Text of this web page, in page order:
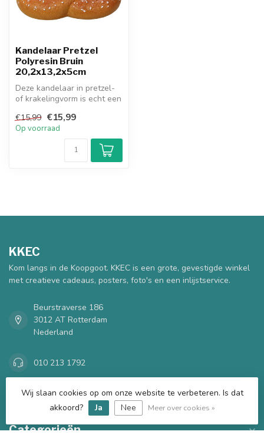
Kandelaar Pretzel
Polyresin Bruin
20,2x13,2x5cm
Deze kandelaar in pretzel-
of krakelingvorm is echt een
€15,99 €15,99
Op voorraad
KKEC
Kom langs in de Koopgoot. KKEC is een grote, gevestigde winkel
met creatieve cadeaus, posters, foto's en een inlijstservice.
Beurstraverse 186
3012 AT Rotterdam
Nederland
010 213 1792
kkecrotterdam@gmail.com
Categorieën
Wij slaan cookies op om onze website te verbeteren. Is dat
akkoord?
Ja Nee Meer over cookies »